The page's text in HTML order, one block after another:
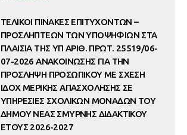
ΤΕΛΙΚΟΙ ΠΙΝΑΚΕΣ ΕΠΙΤΥΧΟΝΤΩΝ –
ΠΡΟΣΛΗΠΤΕΩΝ ΤΩΝ ΥΠΟΨΗΦΙΩΝ ΣΤΑ
ΠΛΑΙΣΙΑ ΤΗΣ ΥΠ ΑΡΙΘ. ΠΡΩΤ. 25519/06-
07-2026 ΑΝΑΚΟΙΝΩΣΗΣ ΓΙΑ ΤΗΝ
ΠΡΟΣΛΗΨΗ ΠΡΟΣΩΠΙΚΟΥ ΜΕ ΣΧΕΣΗ
ΙΔΟΧ ΜΕΡΙΚΗΣ ΑΠΑΣΧΟΛΗΣΗΣ ΣΕ
ΥΠΗΡΕΣΙΕΣ ΣΧΟΛΙΚΩΝ ΜΟΝΑΔΩΝ ΤΟΥ
ΔΗΜΟΥ ΝΕΑΣ ΣΜΥΡΝΗΣ ΔΙΔΑΚΤΙΚΟΥ
ΕΤΟΥΣ 2026-2027